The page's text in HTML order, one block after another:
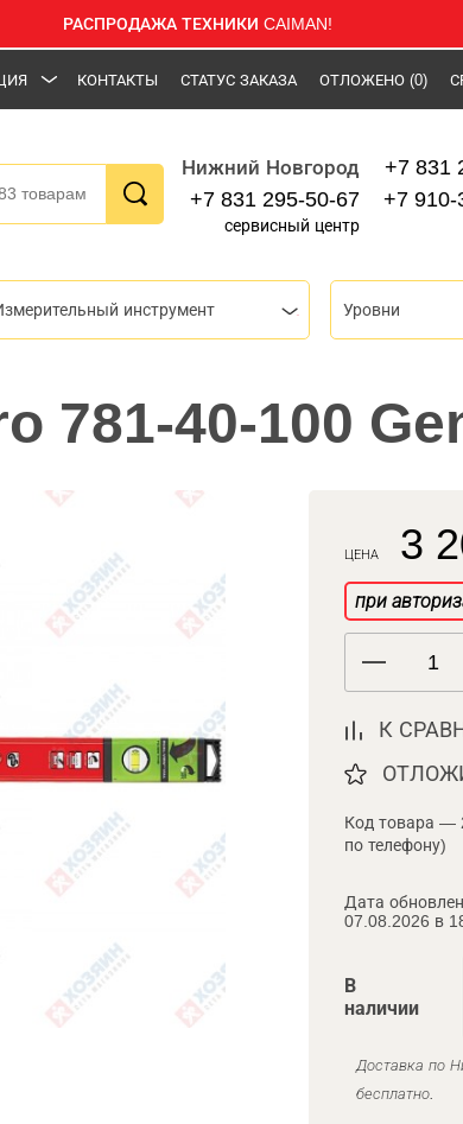
РАСПРОДАЖА ТЕХНИКИ CAIMAN!
КОНТАКТЫ СТАТУС ЗАКАЗА ОТЛОЖЕНО (0)
Нижний Новгород
+7 831 295-50-67
сервисный центр
+7 831
+7 910-
инструмент Уровни
781-40-100
ЦЕНА 3
при
К
Код товара —
по телефону)
Дата
07.08.2026 в
В
наличии
Доставка по
бесплатно.